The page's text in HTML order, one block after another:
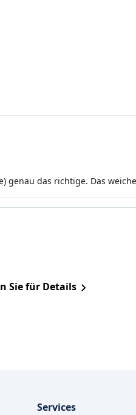
genau das richtige. Das
Sie für Details
Services